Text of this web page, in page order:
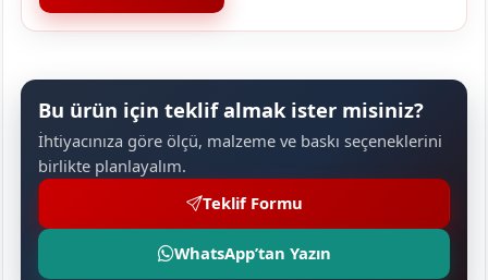
Bu ürün için teklif almak ister misiniz?
İhtiyacınıza göre ölçü, malzeme ve baskı seçeneklerini
birlikte planlayalım.
Teklif Formu
WhatsApp’tan Yazın